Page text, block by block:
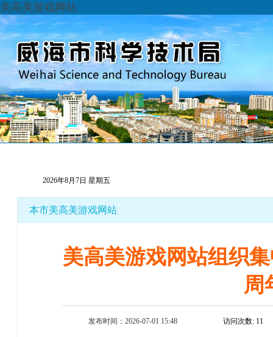
美高美游戏网站
2026年8月7日 星期五
本市美高美游戏网站
美高美游戏网站组织
周
发布时间：2026-07-01 15:48 访问次数: 11